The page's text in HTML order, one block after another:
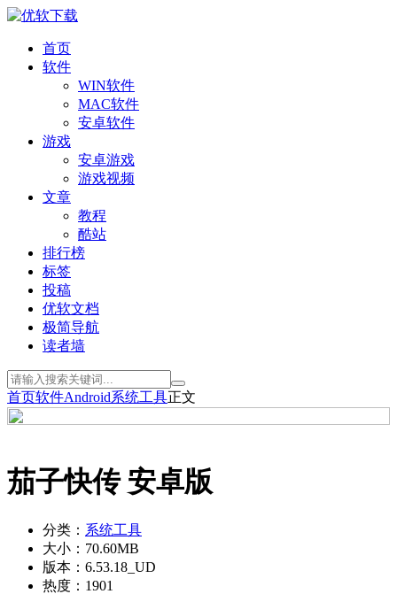
首页
软件
WIN软件
MAC软件
安卓软件
游戏
安卓游戏
游戏视频
文章
教程
酷站
排行榜
标签
投稿
优软文档
极简导航
读者墙
首页软件Android系统工具正文
茄子快传 安卓版
分类： 系统工具
大小： 70.60MB
版本： 6.53.18_UD
热度： 1901